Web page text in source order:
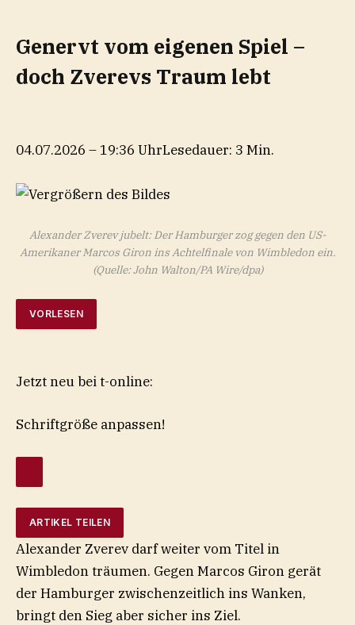
Genervt vom eigenen Spiel –
doch Zverevs Traum lebt
04.07.2026 – 19:36 UhrLesedauer: 3 Min.
Alexander Zverev jubelt: Der Hamburger zog gegen den US-
Amerikaner Marcos Giron ins Achtelfinale von Wimbledon ein.
(Quelle: John Walton/PA Wire/dpa)
VORLESEN
Jetzt neu bei t-online:
Schriftgröße anpassen!
ARTIKEL TEILEN
Alexander Zverev darf weiter vom Titel in
Wimbledon träumen. Gegen Marcos Giron gerät
der Hamburger zwischenzeitlich ins Wanken,
bringt den Sieg aber sicher ins Ziel.